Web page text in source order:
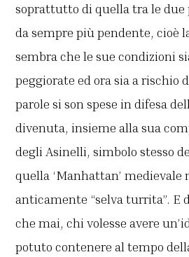
soprattutto di quella tra le due
da sempre più pendente, cioè
sembra che le sue condizioni
peggiorate ed ora sia a rischio
parole si son spese in difesa
divenuta, insieme alla sua
degli Asinelli, simbolo stesso
quella ‘Manhattan’ medievale
anticamente “selva turrita”. E
che mai, chi volesse avere
potuto contenere al tempo